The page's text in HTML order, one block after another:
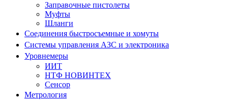
Заправочные пистолеты
Муфты
Шланги
Соединения быстросъемные и хомуты
Системы управления АЗС и электроника
Уровнемеры
ИИТ
НТФ НОВИНТЕХ
Сенсор
Метрология